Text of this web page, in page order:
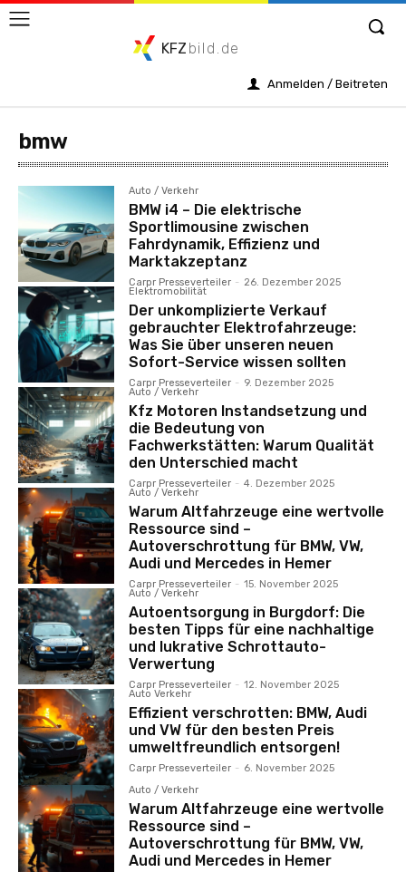
KFZ bild.de
Anmelden / Beitreten
bmw
Auto / Verkehr
BMW i4 – Die elektrische
Sportlimousine zwischen
Fahrdynamik, Effizienz und
Marktakzeptanz
Carpr Presseverteiler - 26. Dezember 2025
Elektromobilität
Der unkomplizierte Verkauf
gebrauchter Elektrofahrzeuge:
Was Sie über unseren neuen
Sofort-Service wissen sollten
Carpr Presseverteiler - 9. Dezember 2025
Auto / Verkehr
Kfz Motoren Instandsetzung und
die Bedeutung von
Fachwerkstätten: Warum Qualität
den Unterschied macht
Carpr Presseverteiler - 4. Dezember 2025
Auto / Verkehr
Warum Altfahrzeuge eine wertvolle
Ressource sind –
Autoverschrottung für BMW, VW,
Audi und Mercedes in Hemer
Carpr Presseverteiler - 15. November 2025
Auto / Verkehr
Autoentsorgung in Burgdorf: Die
besten Tipps für eine nachhaltige
und lukrative Schrottauto-
Verwertung
Carpr Presseverteiler - 12. November 2025
Auto Verkehr
Effizient verschrotten: BMW, Audi
und VW für den besten Preis
umweltfreundlich entsorgen!
Carpr Presseverteiler - 6. November 2025
Auto / Verkehr
Warum Altfahrzeuge eine wertvolle
Ressource sind –
Autoverschrottung für BMW, VW,
Audi und Mercedes in Hemer